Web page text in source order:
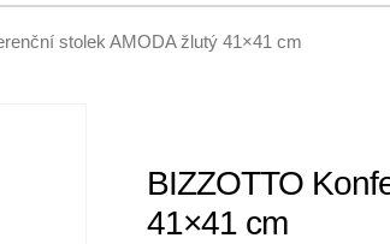
stolek AMODA žlutý 41×41 cm
BIZZOTTO
41×41 cm